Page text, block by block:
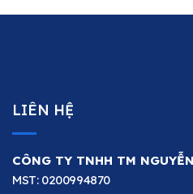
LIÊN HỆ
CÔNG TY TNHH TM
MST: 0200994870